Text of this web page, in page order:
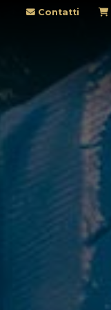
Contatti